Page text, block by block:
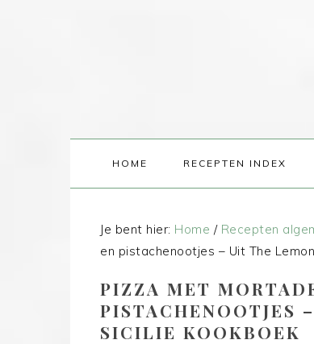
HOME RECEPTEN INDEX
Je bent hier: Home / Recepten
en pistachenootjes – Uit The
PIZZA MET
PISTACHENOOTJES
SICILIE KOOKBOEK